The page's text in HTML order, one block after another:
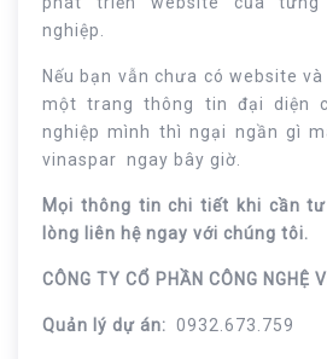
nghiệp.
Nếu bạn vẫn chưa có website
một trang thông tin đại diện
nghiệp mình thì ngại ngần gì
vinaspar ngay bây giờ.
Mọi thông tin chi tiết khi cần
lòng liên hệ ngay với chúng tôi.
CÔNG TY CỔ PHẦN CÔNG NGHỆ
Quản lý dự án: 0932.673.759